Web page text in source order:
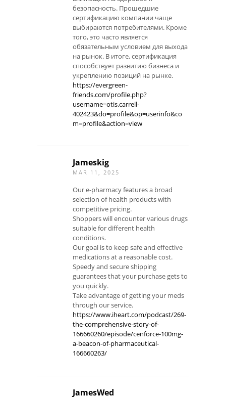
безопасность. Прошедшие
сертификацию компании чаще
выбираются потребителями. Кроме
того, это часто является
обязательным условием для выхода
на рынок. В итоге, сертификация
способствует развитию бизнеса и
укреплению позиций на рынке.
https://evergreen-
friends.com/profile.php?
username=otis.carrell-
402423&do=profile&op=userinfo&co
m=profile&action=view
Jameskig
MAR 11, 2025
Our e-pharmacy features a broad
selection of health products with
competitive pricing.
Shoppers will encounter various drugs
suitable for different health
conditions.
Our goal is to keep safe and effective
medications at a reasonable cost.
Speedy and secure shipping
guarantees that your purchase gets to
you quickly.
Take advantage of getting your meds
through our service.
https://www.iheart.com/podcast/269-
the-comprehensive-story-of-
166660260/episode/cenforce-100mg-
a-beacon-of-pharmaceutical-
166660263/
JamesWed